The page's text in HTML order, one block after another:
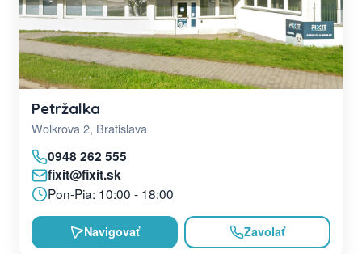
Petržalka
Wolkrova 2, Bratislava
0948 262 555
fixit@fixit.sk
Pon-Pia: 10:00 - 18:00
Navigovať Zavolať